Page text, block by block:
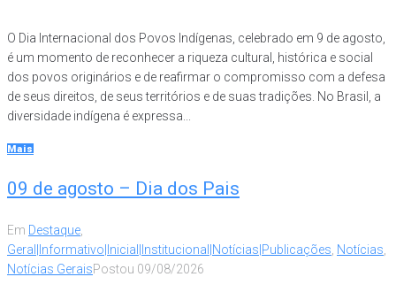
O Dia Internacional dos Povos Indígenas, celebrado em 9 de agosto,
é um momento de reconhecer a riqueza cultural, histórica e social
dos povos originários e de reafirmar o compromisso com a defesa
de seus direitos, de seus territórios e de suas tradições. No Brasil, a
diversidade indígena é expressa...
Mais
09 de agosto – Dia dos Pais
Em Destaque,
Geral|Informativo|Inicial|Institucional|Notícias|Publicações, Notícias,
Notícias GeraisPostou 09/08/2026